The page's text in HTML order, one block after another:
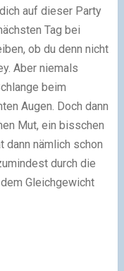
auf dieser Party
Tag bei
ob du denn nicht
Aber niemals
beim
Augen. Doch dann
Mut, ein bisschen
dann nämlich schon
durch die
Gleichgewicht